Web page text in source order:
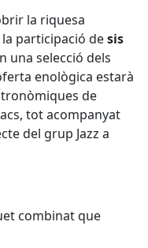
la riquesa
participació desis
una selecció dels
enològica estarà
de
tot acompanyat
del grup Jazz a
combinat que